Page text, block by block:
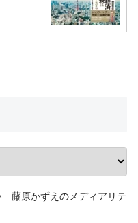
藤原かずえのメディアリテ